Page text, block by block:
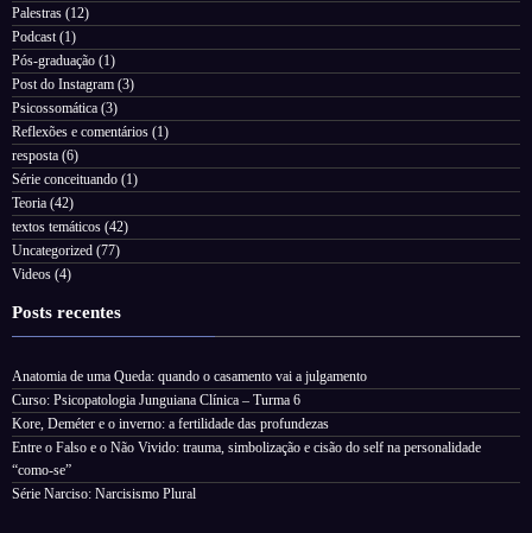
Palestras (12)
Podcast(1)
Pós-graduação (1)
Post do Instagram (3)
Psicossomática (3)
Reflexões e comentários (1)
resposta (6)
Série conceituando (1)
Teoria (42)
textos temáticos (42)
Uncategorized (77)
Videos (4)
Posts recentes
Anatomia de uma Queda: quando o casamento vai a julgamento
Curso: Psicopatologia Junguiana Clínica – Turma 6
Kore, Deméter e o inverno: a fertilidade das profundezas
Entre o Falso e o Não Vivido: trauma, simbolização e cisão do self na personalidade
“como-se”
Série Narciso: Narcisismo Plural